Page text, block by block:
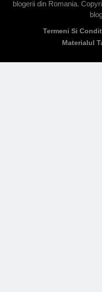
blogerii din Romania.
Termeni Si
Materialul